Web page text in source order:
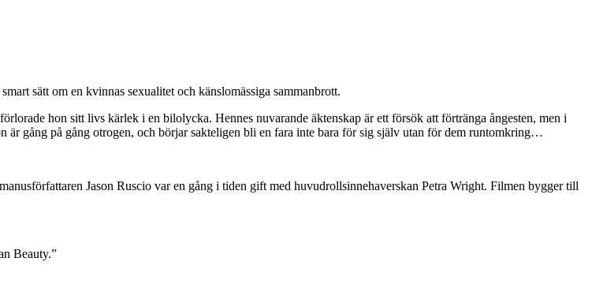
sätt om en kvinnas sexualitet och känslomässiga sammanbrott.
hon sitt livs kärlek i en bilolycka. Hennes nuvarande äktenskap är ett försök att förtränga ångesten, men i
gång på gång otrogen, och börjar sakteligen bli en fara inte bara för sig själv utan för dem runtomkring…
Jason Ruscio var en gång i tiden gift med huvudrollsinnehaverskan Petra Wright. Filmen bygger till
Beauty.”